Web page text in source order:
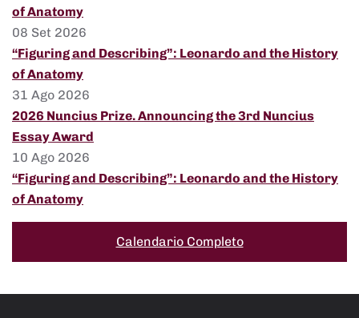
of Anatomy
08 Set 2026
“Figuring and Describing”: Leonardo and the History
of Anatomy
31 Ago 2026
2026 Nuncius Prize. Announcing the 3rd Nuncius
Essay Award
10 Ago 2026
“Figuring and Describing”: Leonardo and the History
of Anatomy
Calendario Completo